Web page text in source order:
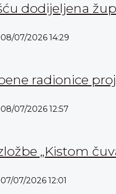
dodijeljena
08/07/2026 14:29
radionice
08/07/2026 12:57
„Kistom
07/07/2026 12:01